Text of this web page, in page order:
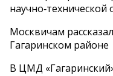
Москвичам
Гагаринском районе
В ЦМД